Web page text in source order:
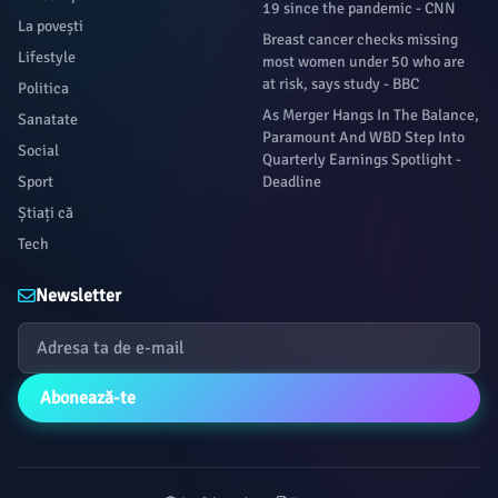
La povești
Lifestyle
Politica
Sanatate
Social
Sport
Știați că
Tech
19 since the pandemic - CNN
Breast cancer checks missing
most women under 50 who are
at risk, says study - BBC
As Merger Hangs In The Balance,
Paramount And WBD Step Into
Quarterly Earnings Spotlight -
Deadline
Newsletter
Abonează-te